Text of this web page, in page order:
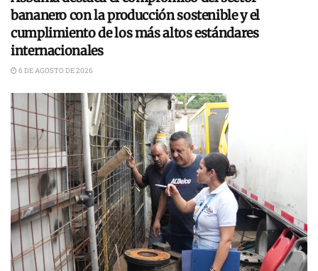
bananero con la producción sostenible y el
cumplimiento de los más altos estándares
internacionales
6 DE AGOSTO DE 2026